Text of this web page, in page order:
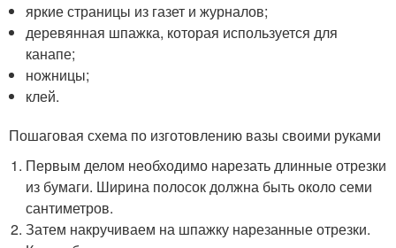
яркие страницы из газет и журналов;
деревянная шпажка, которая используется для
канапе;
ножницы;
клей.
Пошаговая схема по изготовлению вазы своими руками
Первым делом необходимо нарезать длинные отрезки
из бумаги. Ширина полосок должна быть около семи
сантиметров.
Затем накручиваем на шпажку нарезанные отрезки.